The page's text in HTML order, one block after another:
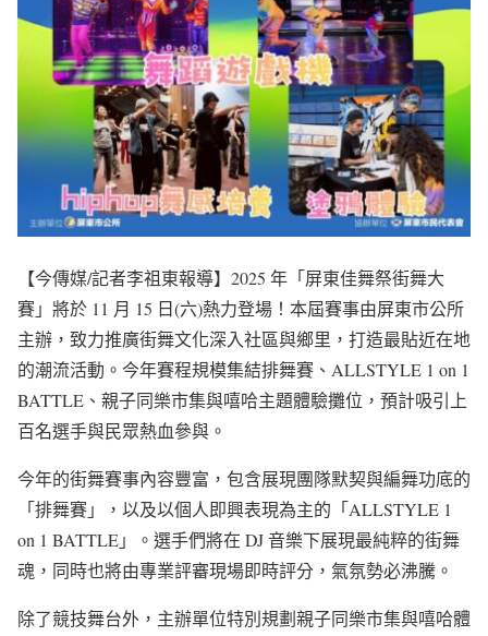
【今傳媒/記者李祖東報導】2025 年「屏東佳舞祭街舞大
賽」將於 11 月 15 日(六)熱力登場！本屆賽事由屏東市公所
主辦，致力推廣街舞文化深入社區與鄉里，打造最貼近在地
的潮流活動。今年賽程規模集結排舞賽、ALLSTYLE 1 on 1
BATTLE、親子同樂市集與嘻哈主題體驗攤位，預計吸引上
百名選手與民眾熱血參與。
今年的街舞賽事內容豐富，包含展現團隊默契與編舞功底的
「排舞賽」，以及以個人即興表現為主的「ALLSTYLE 1
on 1 BATTLE」。選手們將在 DJ 音樂下展現最純粹的街舞
魂，同時也將由專業評審現場即時評分，氣氛勢必沸騰。
除了競技舞台外，主辦單位特別規劃親子同樂市集與嘻哈體